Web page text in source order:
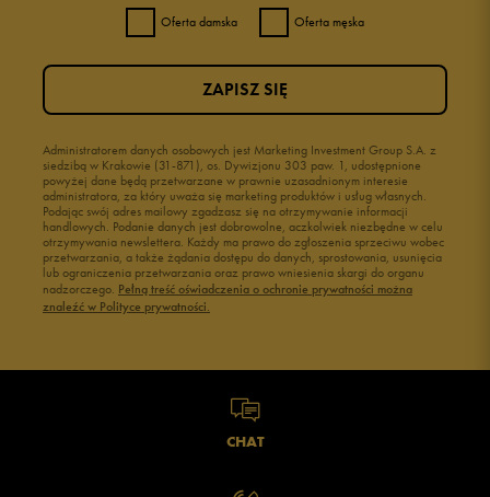
Oferta damska Oferta męska
Administratorem danych osobowych jest Marketing Investment Group S.A. z
siedzibą w Krakowie (31-871), os. Dywizjonu 303 paw. 1, udostępnione
powyżej dane będą przetwarzane w prawnie uzasadnionym interesie
administratora, za który uważa się marketing produktów i usług własnych.
Podając swój adres mailowy zgadzasz się na otrzymywanie informacji
handlowych. Podanie danych jest dobrowolne, aczkolwiek niezbędne w celu
otrzymywania newslettera. Każdy ma prawo do zgłoszenia sprzeciwu wobec
przetwarzania, a także żądania dostępu do danych, sprostowania, usunięcia
lub ograniczenia przetwarzania oraz prawo wniesienia skargi do organu
nadzorczego. Pełną treść oświadczenia o ochronie prywatności można
znaleźć w Polityce prywatności.
ZAPISZ SIĘ
CHAT